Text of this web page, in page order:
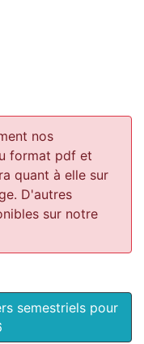
nos
format pdf et
quant à elle sur
D'autres
sur notre
semestriels pour